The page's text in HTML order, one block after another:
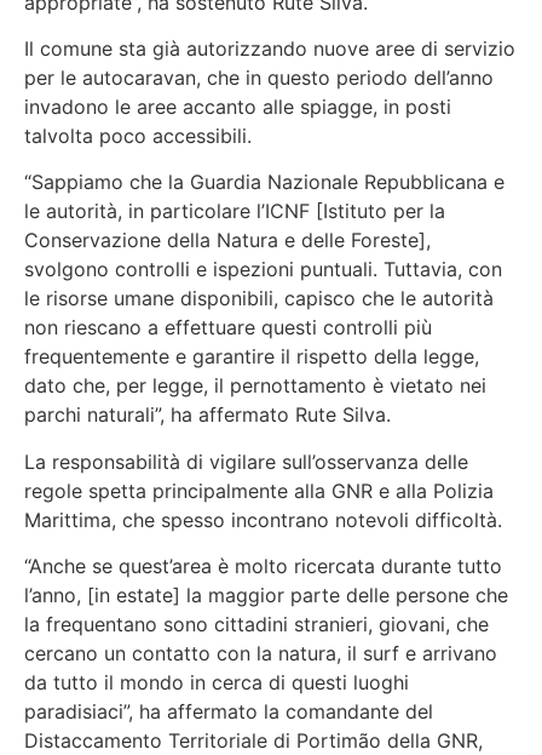
Il comune sta già autorizzando nuove aree di servizio
per le autocaravan, che in questo periodo dell’anno
invadono le aree accanto alle spiagge, in posti
talvolta poco accessibili.
“Sappiamo che la Guardia Nazionale Repubblicana e
le autorità, in particolare l’ICNF [Istituto per la
Conservazione della Natura e delle Foreste],
svolgono controlli e ispezioni puntuali. Tuttavia, con
le risorse umane disponibili, capisco che le autorità
non riescano a effettuare questi controlli più
frequentemente e garantire il rispetto della legge,
dato che, per legge, il pernottamento è vietato nei
parchi naturali”, ha affermato Rute Silva.
La responsabilità di vigilare sull’osservanza delle
regole spetta principalmente alla GNR e alla Polizia
Marittima, che spesso incontrano notevoli difficoltà.
“Anche se quest’area è molto ricercata durante tutto
l’anno, [in estate] la maggior parte delle persone che
la frequentano sono cittadini stranieri, giovani, che
cercano un contatto con la natura, il surf e arrivano
da tutto il mondo in cerca di questi luoghi
paradisiaci”, ha affermato la comandante del
Distaccamento Territoriale di Portimão della GNR,